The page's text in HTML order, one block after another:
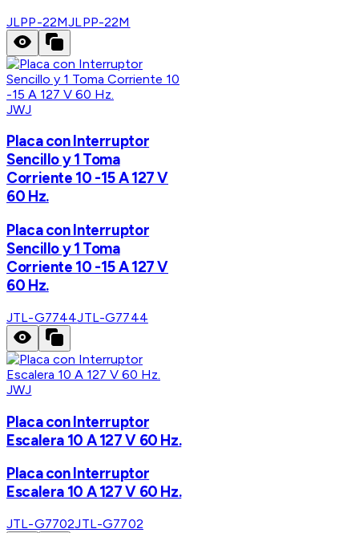
JLPP-22MJLPP-22M
JWJ
Placa con Interruptor
Sencillo y 1 Toma
Corriente 10 -15 A 127 V
60 Hz.
Placa con Interruptor
Sencillo y 1 Toma
Corriente 10 -15 A 127 V
60 Hz.
JTL-G7744JTL-G7744
JWJ
Placa con Interruptor
Escalera 10 A 127 V 60 Hz.
Placa con Interruptor
Escalera 10 A 127 V 60 Hz.
JTL-G7702JTL-G7702